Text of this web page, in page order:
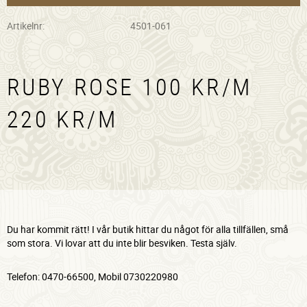
Artikelnr 4501-061
RUBY ROSE 100 KR/M
220 KR/M
Du har kommit rätt! I vår butik hittar du något för alla tillfällen, små
som stora. Vi lovar att du inte blir besviken. Testa själv.
Telefon: 0470-66500, Mobil 0730220980